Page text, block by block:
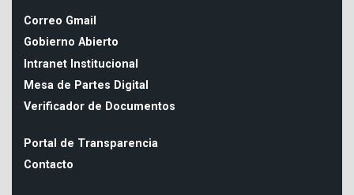
Correo Gmail
Gobierno Abierto
Intranet Institucional
Mesa de Partes Digital
Verificador de Documentos
Portal de Transparencia
Contacto